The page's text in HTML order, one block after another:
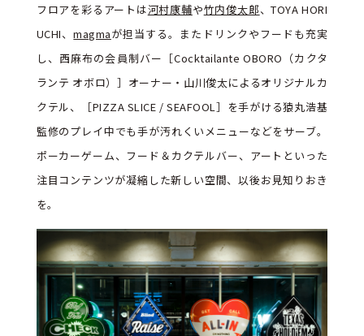
フロアを彩るアートは河村康輔や竹内俊太郎、TOYA HORI
UCHI、magmaが担当する。またドリンクやフードも充実
し、西麻布の会員制バー［Cocktailante OBORO（カクタ
ランテ オボロ）］オーナー・山川俊太によるオリジナルカ
クテル、［PIZZA SLICE / SEAFOOL］を手がける猿丸浩基
監修のプレイ中でも手が汚れくいメニューなどをサーブ。
ポーカーゲーム、フード＆カクテルバー、アートといった
注目コンテンツが凝縮した新しい空間、以後お見知りおき
を。